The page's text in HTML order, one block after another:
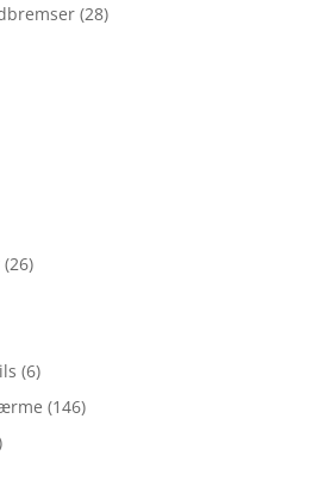
(28)
(26)
(6)
(146)